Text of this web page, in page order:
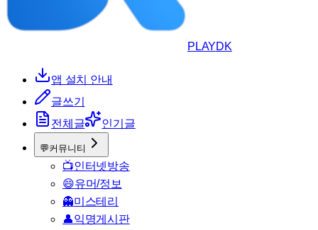
PLAYDK
앱 설치 안내
글쓰기
전체글
인기글
💬커뮤니티
📺인터넷방송
😄유머/정보
👻미스테리
👤익명게시판